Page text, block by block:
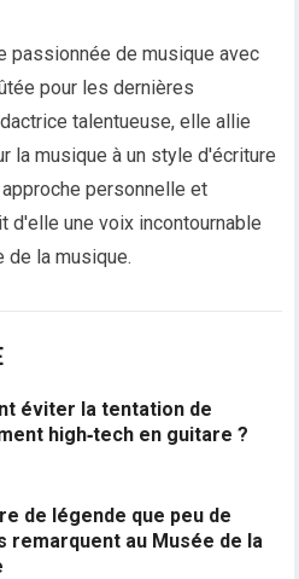
passionnée de musique avec
pour les dernières
talentueuse, elle allie
la musique à un style d'écriture
personnelle et
d'elle une voix incontournable
de la musique.
éviter la tentation de
high‑tech en guitare ?
de légende que peu de
remarquent au Musée de la